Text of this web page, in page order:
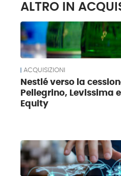
ALTRO IN
ACQUISIZIONI
Nestlé verso la
Pellegrino, Levissima
Equity